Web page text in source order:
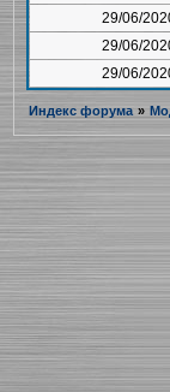
29/06/
29/06/
29/06/
Индекс форума »